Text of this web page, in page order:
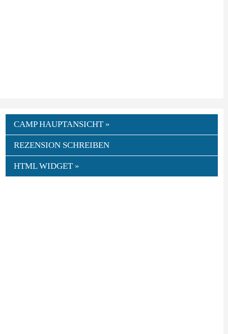
CAMP HAUPTANSICHT »
REZENSION SCHREIBEN
HTML WIDGET »